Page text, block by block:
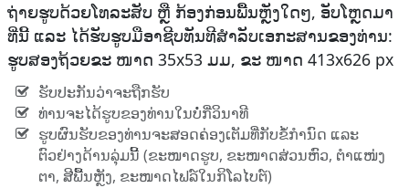
ຖ່າຍຮູບດ້ວຍໂທລະສັບ ຫຼື ກ້ອງກ່ອນພື້ນຫຼັງໃດໆ, ອັບໂຫຼດມາ
ທີ່ນີ້ ແລະ ໄດ້ຮັບຮູບມືອາຊີບທັນທີສໍາລັບເອກະສານຂອງທ່ານ:
ຮູບສອງຖ້ວຍຂະ ໜາດ 35x53 ມມ, ຂະ ໜາດ 413x626 px
ຮັບປະກັນວ່າຈະຖືກຮັບ
ທ່ານຈະໄດ້ຮູບຂອງທ່ານໃນບໍ່ກີ່ວິນາທີ
ຮູບຜົນຮັບຂອງທ່ານຈະສອດຄ່ອງເຕັມທີ່ກັບຂໍ້ກໍານົດ ແລະ
ຕົວຢ່າງດ້ານລຸ່ມນີ້ (ຂະໜາດຮູບ, ຂະໜາດສ່ວນຫົວ, ຕໍາແໜ່ງ
ຕາ, ສີພື້ນຫຼັງ, ຂະໜາດໄຟລ໌ໃນກິໂລໄບຕ໌)